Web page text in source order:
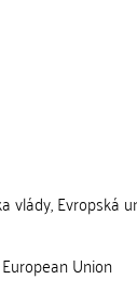
vlády, Evropská
Union